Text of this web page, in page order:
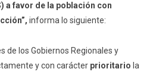
a favor de la población con
informa lo siguiente:
de los Gobiernos Regionales y
y con carácter prioritario la